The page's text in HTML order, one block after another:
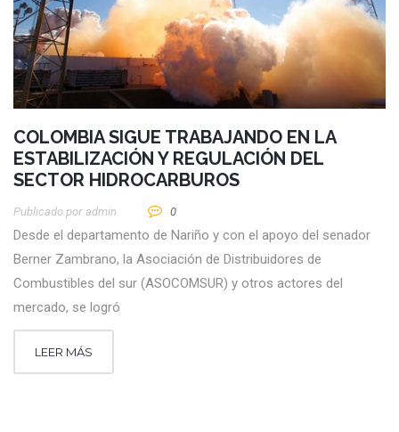
COLOMBIA SIGUE TRABAJANDO EN LA
ESTABILIZACIÓN Y REGULACIÓN DEL
SECTOR HIDROCARBUROS
Publicado por Admin 0
Desde el departamento de Nariño y con el apoyo del senador
Berner Zambrano, la Asociación de Distribuidores de
Combustibles del sur (ASOCOMSUR) y otros actores del
mercado, se logró
LEER MÁS